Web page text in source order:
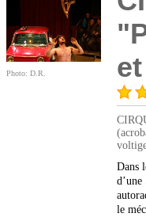
Photo: D.R.
Dans
le